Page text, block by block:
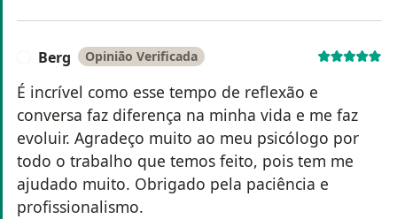
Berg Opinião Verificada
É incrível como esse tempo de reflexão e
conversa faz diferença na minha vida e me faz
evoluir. Agradeço muito ao meu psicólogo por
todo o trabalho que temos feito, pois tem me
ajudado muito. Obrigado pela paciência e
profissionalismo.